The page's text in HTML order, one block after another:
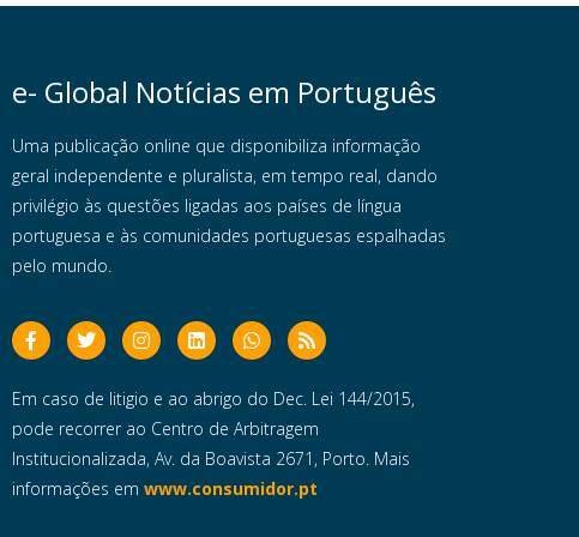
e- Global Notícias em Português
Uma publicação online que disponibiliza informação
geral independente e pluralista, em tempo real, dando
privilégio às questões ligadas aos países de língua
portuguesa e às comunidades portuguesas espalhadas
pelo mundo.
Em caso de litigio e ao abrigo do Dec. Lei 144/2015,
pode recorrer ao Centro de Arbitragem
Institucionalizada, Av. da Boavista 2671, Porto. Mais
informações em www.consumidor.pt